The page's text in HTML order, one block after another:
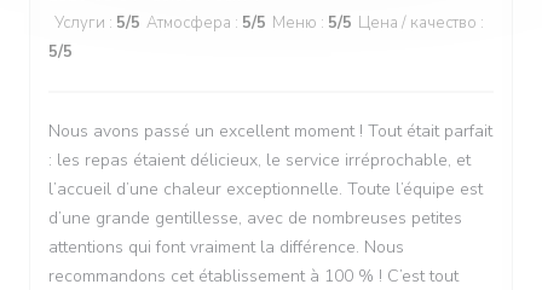
Услуги : 5/5 Атмосфера : 5/5 Меню : 5/5 Цена / качество :
5/5
Nous avons passé un excellent moment ! Tout était parfait
: les repas étaient délicieux, le service irréprochable, et
l’accueil d’une chaleur exceptionnelle. Toute l’équipe est
d’une grande gentillesse, avec de nombreuses petites
attentions qui font vraiment la différence. Nous
recommandons cet établissement à 100 % ! C’est tout